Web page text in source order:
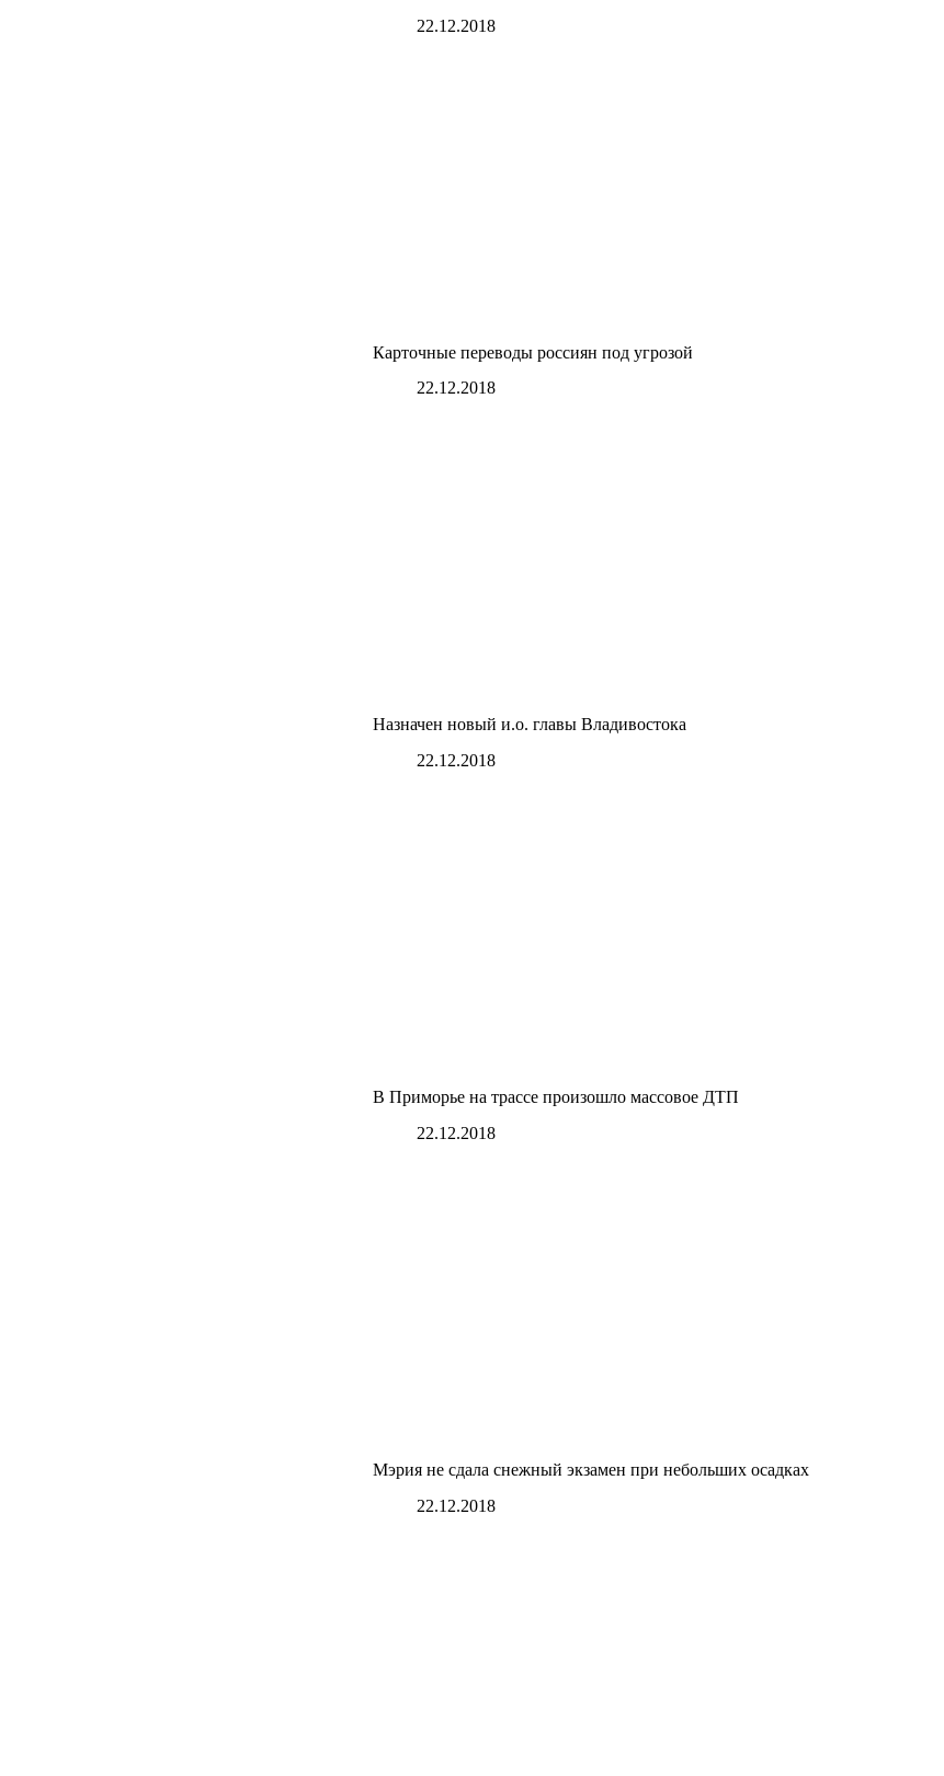
22.12.2018
Карточные переводы россиян под угрозой
22.12.2018
Назначен новый и.о. главы Владивостока
22.12.2018
В Приморье на трассе произошло массовое ДТП
22.12.2018
Мэрия не сдала снежный экзамен при небольших осадках
22.12.2018